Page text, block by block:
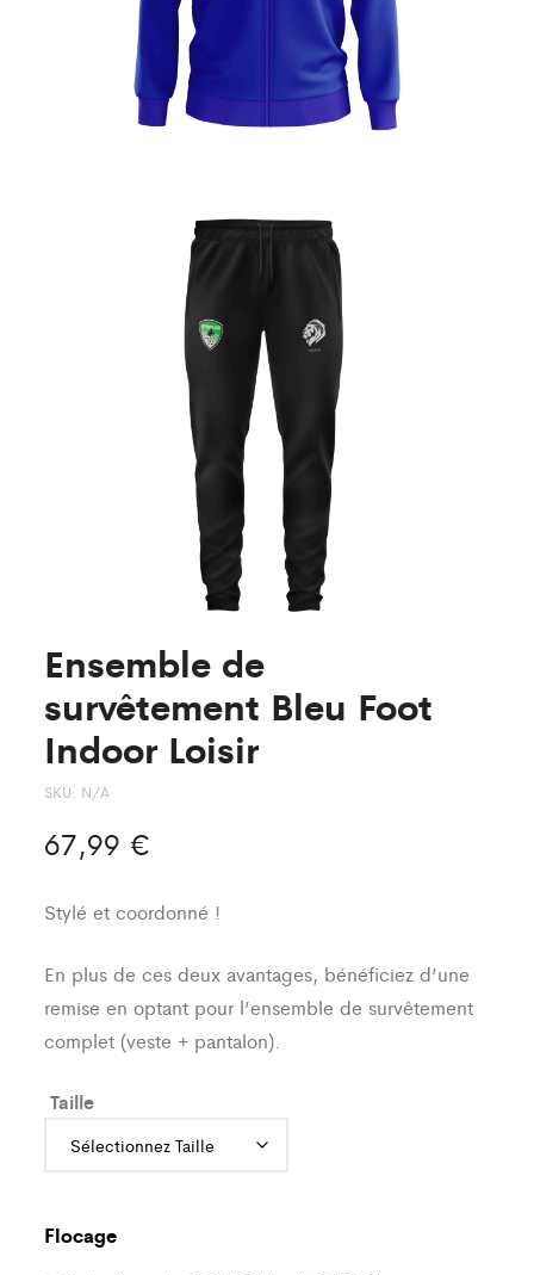
Ensemble de
survêtement Bleu Foot
Indoor Loisir
SKU: N/A
67,99 €
Stylé et coordonné !
En plus de ces deux avantages, bénéficiez d’une
remise en optant pour l’ensemble de survêtement
complet (veste + pantalon).
Taille
Flocage